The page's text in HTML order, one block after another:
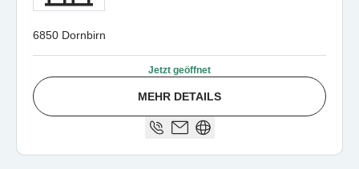
6850 Dornbirn
Jetzt geöffnet
MEHR DETAILS